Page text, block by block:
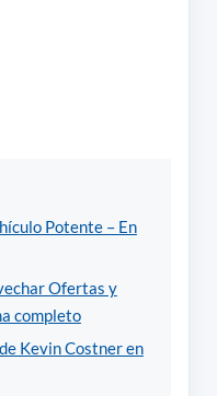
Potente – En
Ofertas y
completo
Kevin Costner en